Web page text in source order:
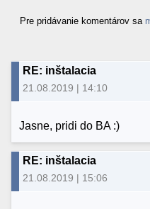
Pre pridávanie komentárov sa
RE: inštalacia
21.08.2019 | 14:10
Jasne, pridi do BA :)
RE: inštalacia
21.08.2019 | 15:06